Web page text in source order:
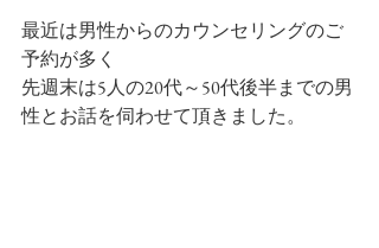
最近は男性からのカウンセリングのご
予約が多く
先週末は5人の20代～50代後半までの男
性とお話を伺わせて頂きました。